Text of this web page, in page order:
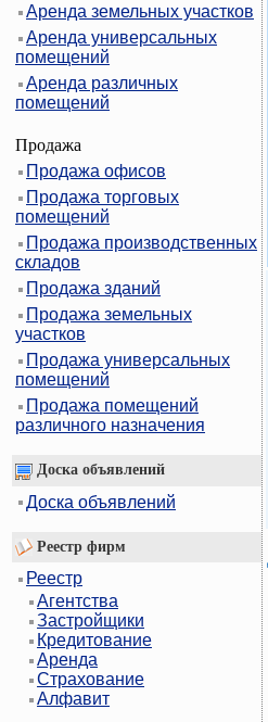
Аренда земельных участков
Аренда универсальных
помещений
Аренда различных
помещений
Продажа
Продажа офисов
Продажа торговых
помещений
Продажа производственных
складов
Продажа зданий
Продажа земельных
участков
Продажа универсальных
помещений
Продажа помещений
различного назначения
Доска объявлений
Доска объявлений
Реестр фирм
Реестр
Агентства
Застройщики
Кредитование
Аренда
Страхование
Алфавит